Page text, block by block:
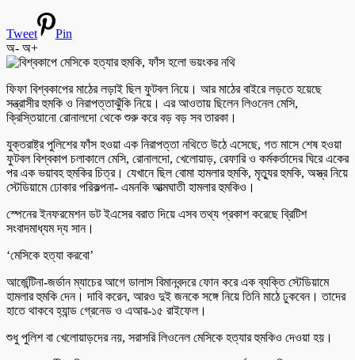
Tweet
Pin
অ- অ+
ফিফা বিশ্বকাপের মাঠের লড়াই ছিল ফুটবল নিয়ে। আর মাঠের বাইরে লড়তে হয়েছে
সন্ত্রাসীর হুমকি ও নিরাপত্তাঝুঁকি নিয়ে। এর আওতায় ছিলেন লিওনেল মেসি,
ক্রিস্তিয়ানো রোনালদো থেকে শুরু করে বড় বড় সব তারকা।
যুক্তরাষ্ট্র পুলিশের ফাঁস হওয়া এক নিরাপত্তা নথিতে উঠে এসেছে, গত মাসে শেষ হওয়া
ফুটবল বিশ্বকাপ চলাকালে মেসি, রোনালদো, খেলোয়াড়, রেফারি ও কর্মকর্তাদের ঘিরে একের
পর এক ভয়াবহ হুমকির চিত্র। যেখানে ছিল বোমা হামলার হুমকি, মৃত্যুর হুমকি, অস্ত্র নিয়ে
স্টেডিয়ামে ঢোকার পরিকল্পনা- এমনকি আত্মঘাতী হামলার হুমকিও।
স্পেনের ইনফরমেশন ডট ইএসের বরাত দিয়ে এসব তথ্য প্রকাশ করেছে ব্রিটিশ
সংবাদমাধ্যম দ্য সান।
‘মেসিকে হত্যা করবো’
আর্জেন্টিনা-জর্ডান ম্যাচের আগে ডালাস বিমানবন্দরে ফোন করে এক ব্যক্তি স্টেডিয়ামে
হামলার হুমকি দেন। দাবি করেন, আরও দুই জনকে সঙ্গে নিয়ে তিনি মাঠে ঢুকবেন। তাদের
হাতে থাকবে হ্যান্ড গ্রেনেড ও এআর-১৫ রাইফেল।
শুধু পুলিশ বা খেলোয়াড়দের নয়, সরাসরি লিওনেল মেসিকে হত্যার হুমকিও দেওয়া হয়।